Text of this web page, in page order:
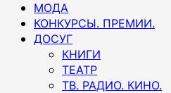
МОДА
КОНКУРСЫ. ПРЕМИИ.
ДОСУГ
КНИГИ
ТЕАТР
ТВ. РАДИО. КИНО.